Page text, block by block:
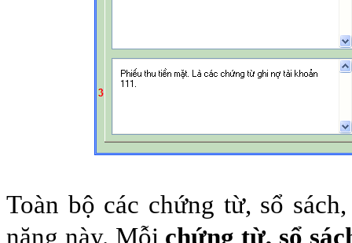
Toàn bộ các chứng từ, sổ
năng này. Mỗi chứng từ, sổ